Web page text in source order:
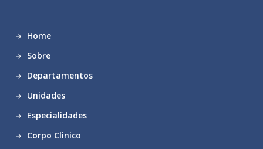
Home
Sobre
Departamentos
Unidades
Especialidades
Corpo Clinico